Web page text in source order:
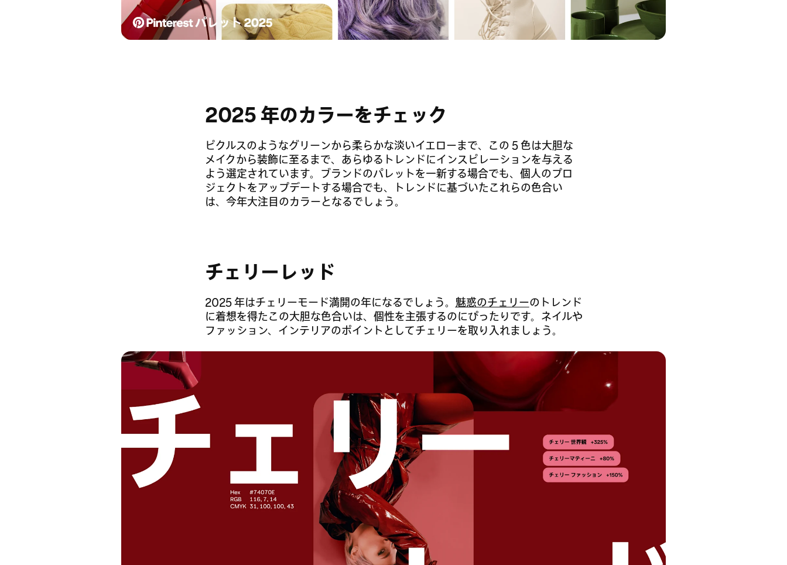
2025 年のカラーをチェック
ピクルスのようなグリーンから柔らかな淡いイエローまで、この 5 色は大胆な
メイクから装飾に至るまで、あらゆるトレンドにインスピレーションを与える
よう選定されています。ブランドのパレットを一新する場合でも、個人のプロ
ジェクトをアップデートする場合でも、トレンドに基づいたこれらの色合い
は、今年大注目のカラーとなるでしょう。
チェリーレッド
2025 年はチェリーモード満開の年になるでしょう。 魅惑のチェリーのトレンド
に着想を得たこの大胆な色合いは、個性を主張するのにぴったりです。ネイルや
ファッション、インテリアのポイントとしてチェリーを取り入れましょう。